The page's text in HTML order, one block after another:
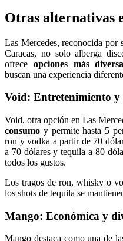
Otras alternativas
Las Mercedes, reconocida por
Caracas, no solo alberga
ofrece opciones más
buscan una experiencia
Void: Entretenimiento y
Void, otra opción en Las
consumo y permite hasta 5
ron y vodka a partir de 70
a 70 dólares y tequila a 80
todos los gustos.
Los tragos de ron, whisky o
los shots de tequila se
Mango: Económica y
Mango destaca como una de